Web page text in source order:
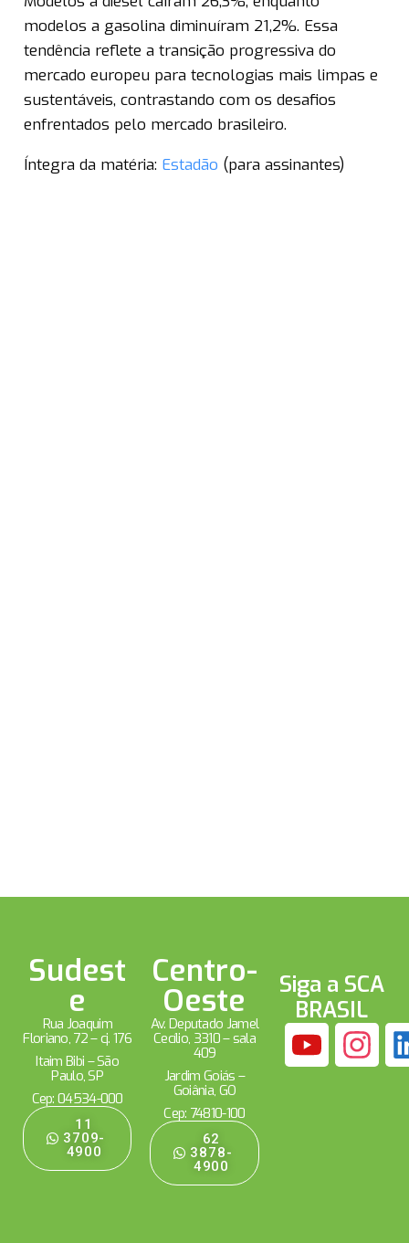
modelos a gasolina diminuíram 21,2%. Essa
tendência reflete a transição progressiva do
mercado europeu para tecnologias mais limpas e
sustentáveis, contrastando com os desafios
enfrentados pelo mercado brasileiro.
Íntegra da matéria: Estadão (para assinantes)
Sudest
e
Rua Joaquim
Floriano, 72 – cj. 176
Itaim Bibi – São
Paulo, SP
Cep: 04534-000
11
3709-
4900
Centro-
Oeste
Av. Deputado Jamel
Cecílio, 3310 – sala
409
Jardim Goiás –
Goiânia, GO
Cep: 74810-100
62
3878-
4900
Siga a SCA
BRASIL